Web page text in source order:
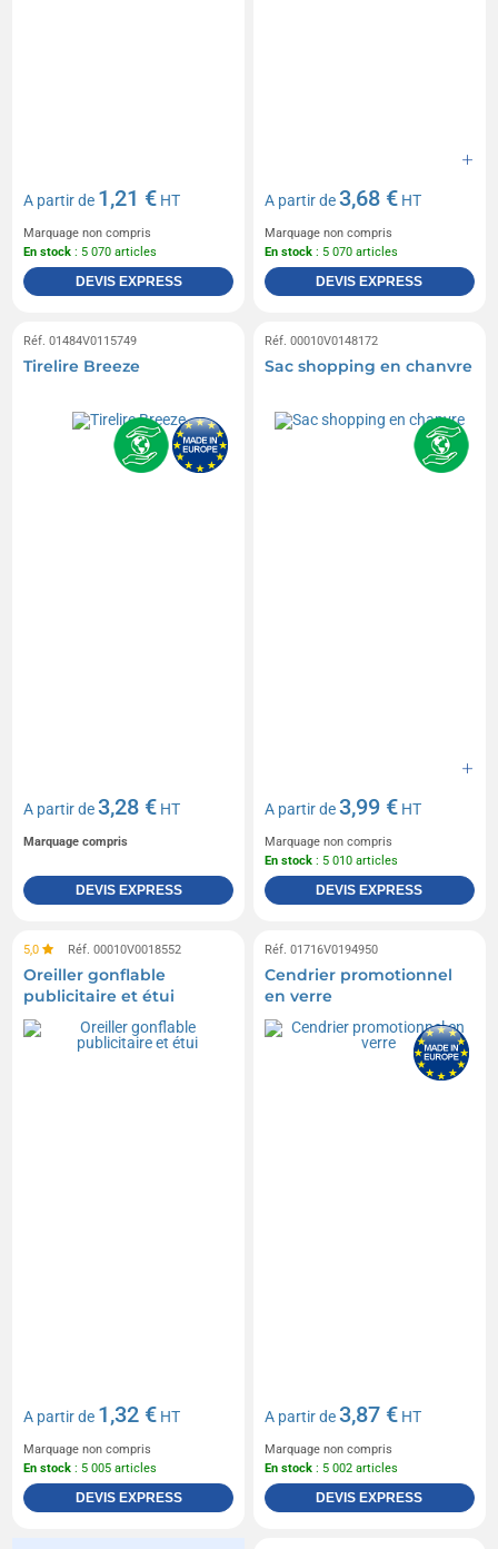
A partir de 1,21 € HT
Marquage non compris
En stock : 5 070 articles
DEVIS EXPRESS
A partir de3,68 € HT
Marquage non compris
En stock : 5 070 articles
DEVIS EXPRESS
Réf. 01484V0115749
Tirelire Breeze
A partir de3,28 € HT
Marquage compris
DEVIS EXPRESS
Réf. 00010V0148172
Sac shopping en chanvre
A partir de3,99 € HT
Marquage non compris
En stock : 5 010 articles
DEVIS EXPRESS
5,0 Réf. 00010V0018552
Oreiller gonflable
publicitaire et étui
A partir de 1,32 € HT
Marquage non compris
En stock : 5 005 articles
DEVIS EXPRESS
Réf. 01716V0194950
Cendrier promotionnel
en verre
A partir de3,87 € HT
Marquage non compris
En stock : 5 002 articles
DEVIS EXPRESS